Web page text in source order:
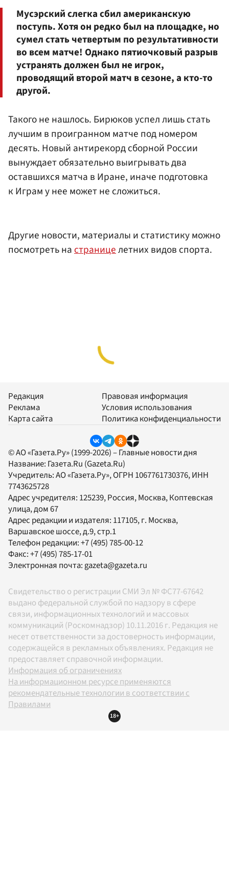
Мусэрский слегка сбил американскую
поступь. Хотя он редко был на площадке, но
сумел стать четвертым по результативности
во всем матче! Однако пятиочковый разрыв
устранять должен был не игрок,
проводящий второй матч в сезоне, а кто-то
другой.
Такого не нашлось. Бирюков успел лишь стать
лучшим в проигранном матче под номером
десять. Новый антирекорд сборной России
вынуждает обязательно выигрывать два
оставшихся матча в Иране, иначе подготовка
к Играм у нее может не сложиться.
Другие новости, материалы и статистику можно
посмотреть настраницелетних видов спорта.
Редакция
Реклама
Карта сайта
Правовая информация
Условия использования
Политика конфиденциальности
© АО «Газета.Ру» (1999-2026) – Главные новости дня
Название: Газета.Ru (Gazeta.Ru)
Учредитель:АО «Газета.Ру», ОГРН 1067761730376, ИНН
7743625728
Адрес учредителя: 125239, Россия, Москва, Коптевская
улица, дом 67
Адрес редакции и издателя: 117105, г. Москва,
Варшавское шоссе, д.9, стр.1
Телефон редакции:+7 (495) 785-00-12
Факс:+7 (495) 785-17-01
Электронная почта:gazeta@gazeta.ru
Свидетельство о регистрации СМИ Эл № ФС77-67642
выдано федеральной службой по надзору в сфере
связи, информационных технологий и массовых
коммуникаций (Роскомнадзор) 10.11.2016 г. Редакция не
несет ответственности за достоверность информации,
содержащейся в рекламных объявлениях. Редакция не
предоставляет справочной информации.
Информация об ограничениях
На информационном ресурсе применяются
рекомендательные технологии в соответствии с
Правилами
18+